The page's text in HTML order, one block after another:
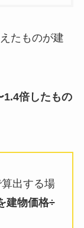
たものが建
1.4倍したもの
出する場
建物価格÷